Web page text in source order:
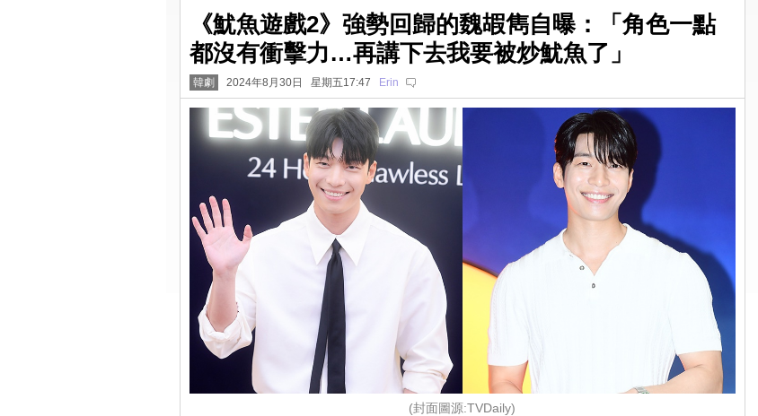
《魷魚遊戲2》強勢回歸的魏嘏雋自曝：「角色一點
都沒有衝擊力…再講下去我要被炒魷魚了」
韓劇 2024年8月30日 星期五17:47 Erin
(封面圖源:TVDaily)